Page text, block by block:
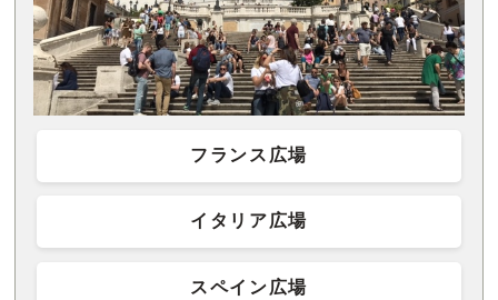
フランス広場
イタリア広場
スペイン広場